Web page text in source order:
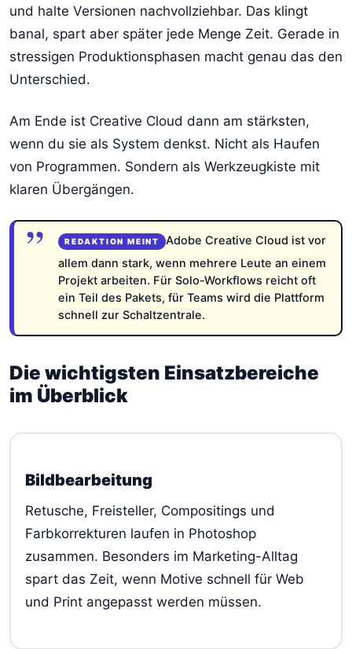
und halte Versionen nachvollziehbar. Das klingt
banal, spart aber später jede Menge Zeit. Gerade in
stressigen Produktionsphasen macht genau das den
Unterschied.
Am Ende ist Creative Cloud dann am stärksten,
wenn du sie als System denkst. Nicht als Haufen
von Programmen. Sondern als Werkzeugkiste mit
klaren Übergängen.
Adobe Creative Cloud ist vor
allem dann stark, wenn mehrere Leute an einem
Projekt arbeiten. Für Solo-Workflows reicht oft
ein Teil des Pakets, für Teams wird die Plattform
schnell zur Schaltzentrale.
Die wichtigsten Einsatzbereiche
im Überblick
Bildbearbeitung
Retusche, Freisteller, Compositings und
Farbkorrekturen laufen in Photoshop
zusammen. Besonders im Marketing-Alltag
spart das Zeit, wenn Motive schnell für Web
und Print angepasst werden müssen.